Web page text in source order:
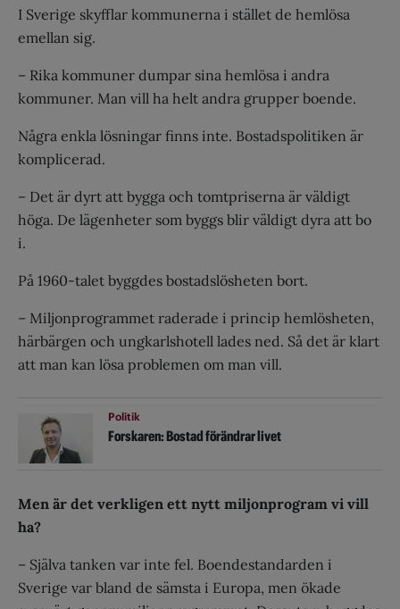
I Sverige skyfflar kommunerna i stället de hemlösa
emellan sig.
– Rika kommuner dumpar sina hemlösa i andra
kommuner. Man vill ha helt andra grupper boende.
Några enkla lösningar finns inte. Bostadspolitiken är
komplicerad.
– Det är dyrt att bygga och tomtpriserna är väldigt
höga. De lägenheter som byggs blir väldigt dyra att bo
i.
På 1960-talet byggdes bostadslösheten bort.
– Miljonprogrammet raderade i princip hemlösheten,
härbärgen och ungkarlshotell lades ned. Så det är klart
att man kan lösa problemen om man vill.
Politik
Forskaren: Bostad förändrar livet
Men är det verkligen ett nytt miljonprogram vi vill
ha?
– Själva tanken var inte fel. Boendestandarden i
Sverige var bland de sämsta i Europa, men ökade